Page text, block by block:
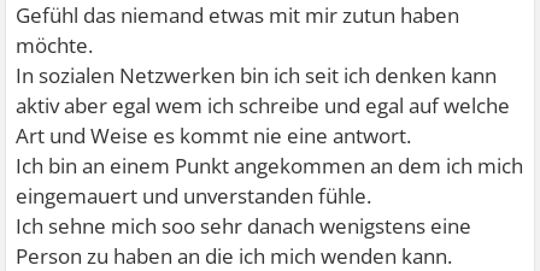
Gefühl das niemand etwas mit mir zutun haben
möchte.
In sozialen Netzwerken bin ich seit ich denken kann
aktiv aber egal wem ich schreibe und egal auf welche
Art und Weise es kommt nie eine antwort.
Ich bin an einem Punkt angekommen an dem ich mich
eingemauert und unverstanden fühle.
Ich sehne mich soo sehr danach wenigstens eine
Person zu haben an die ich mich wenden kann.